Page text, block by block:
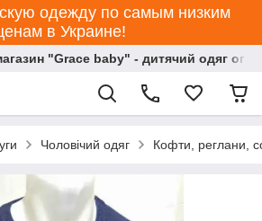
одежду по самым низким
в Украине!
"Grace baby" - дитячий одяг
Чоловічий одяг Кофти, реглани,